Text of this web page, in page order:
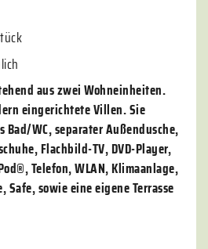
aus zwei Wohneinheiten.
eingerichtete Villen. Sie
WC, separater Außendusche,
Flachbild-TV, DVD-Player,
Telefon, WLAN, Klimaanlage,
sowie eine eigene Terrasse